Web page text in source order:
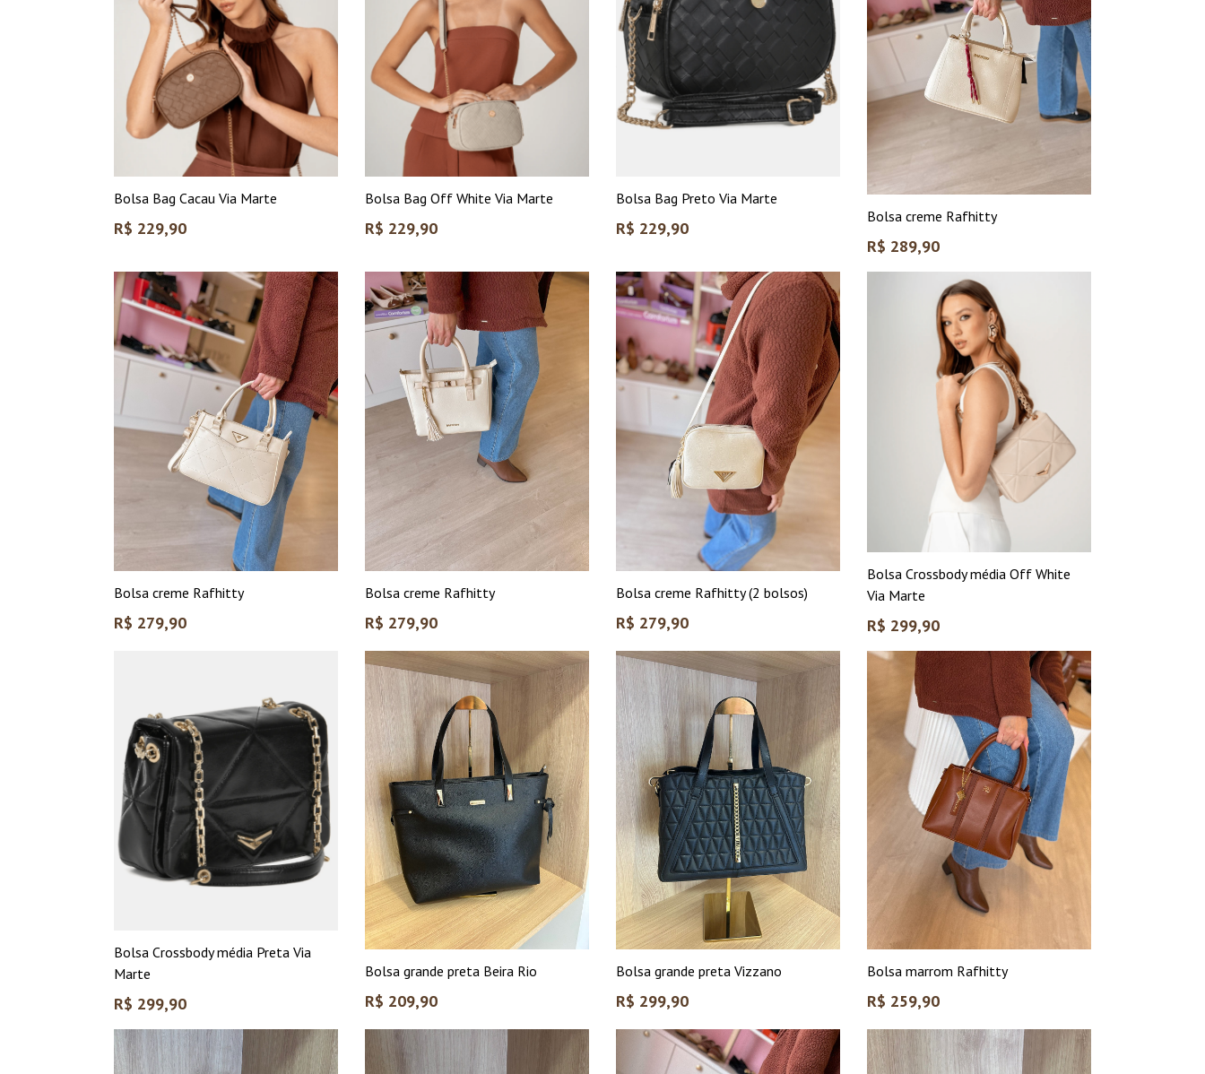
Bolsa Bag Cacau Via Marte
Preço
R$ 229,90
Bolsa Bag Off White Via Marte
Preço
R$ 229,90
Bolsa Bag Preto Via Marte
Preço
R$ 229,90
Bolsa creme Rafhitty
Preço
R$ 289,90
Bolsa creme Rafhitty
Preço
R$ 279,90
Bolsa creme Rafhitty
Preço
R$ 279,90
Bolsa creme Rafhitty (2 bolsos)
Preço
R$ 279,90
Bolsa Crossbody média Off White
Via Marte
Preço
R$ 299,90
Bolsa Crossbody média Preta Via
Marte
Preço
R$ 299,90
Bolsa grande preta Beira Rio
Preço
R$ 209,90
Bolsa grande preta Vizzano
Preço
R$ 299,90
Bolsa marrom Rafhitty
Preço
R$ 259,90